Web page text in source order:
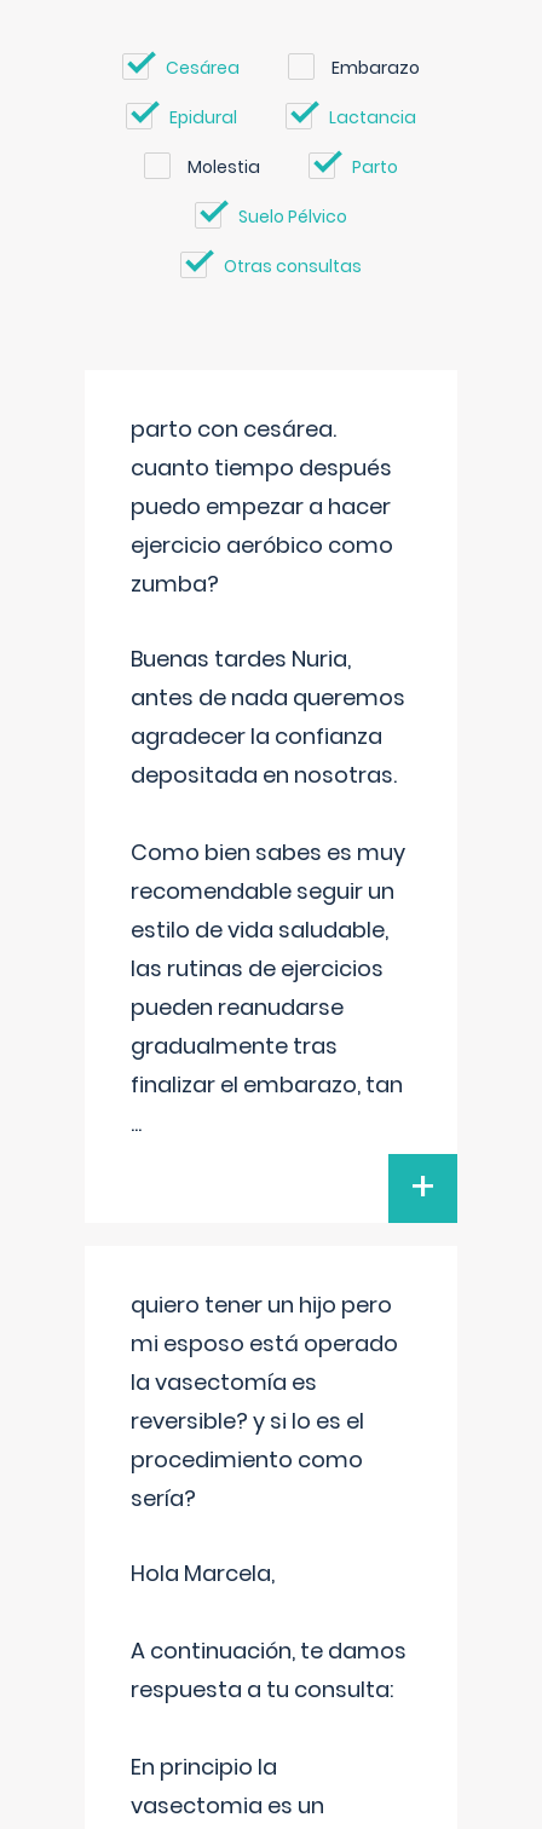
Cesárea Embarazo
Epidural Lactancia
Molestia Parto
Suelo Pélvico
Otras consultas
parto con cesárea.
cuanto tiempo después
puedo empezar a hacer
ejercicio aeróbico como
zumba?
Buenas tardes Nuria,
antes de nada queremos
agradecer la confianza
depositada en nosotras.
Como bien sabes es muy
recomendable seguir un
estilo de vida saludable,
las rutinas de ejercicios
pueden reanudarse
gradualmente tras
finalizar el embarazo, tan
...
+
quiero tener un hijo pero
mi esposo está operado
la vasectomía es
reversible? y si lo es el
procedimiento como
sería?
Hola Marcela,
A continuación, te damos
respuesta a tu consulta:
En principio la
vasectomia es un